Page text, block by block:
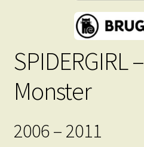
SPIDERGIRL
Monster
2006 – 2011